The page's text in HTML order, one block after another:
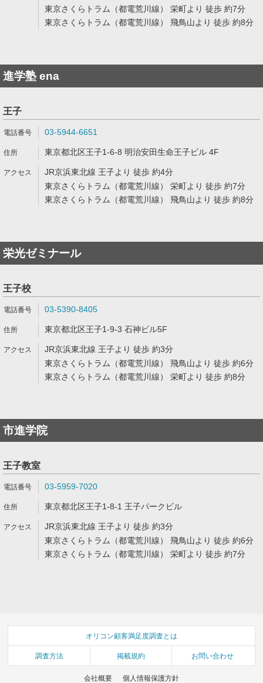
東京さくらトラム（都電荒川線） 栄町より 徒歩 約7分
東京さくらトラム（都電荒川線） 飛鳥山より 徒歩 約8分
進学塾 ena
王子
03-5944-6651
東京都北区王子1-6-8 明治安田生命王子ビル 4F
JR京浜東北線 王子より 徒歩 約4分
東京さくらトラム（都電荒川線） 栄町より 徒歩 約7分
東京さくらトラム（都電荒川線） 飛鳥山より 徒歩 約8分
栄光ゼミナール
王子校
03-5390-8405
東京都北区王子1-9-3 石神ビル5F
JR京浜東北線 王子より 徒歩 約3分
東京さくらトラム（都電荒川線） 飛鳥山より 徒歩 約6分
東京さくらトラム（都電荒川線） 栄町より 徒歩 約8分
市進学院
王子教室
03-5959-7020
東京都北区王子1-8-1 王子パークビル
JR京浜東北線 王子より 徒歩 約3分
東京さくらトラム（都電荒川線） 飛鳥山より 徒歩 約6分
東京さくらトラム（都電荒川線） 栄町より 徒歩 約7分
オリコン顧客満足度調査とは
調査方法 掲載規約 お問い合わせ
会社概要 個人情報保護方針